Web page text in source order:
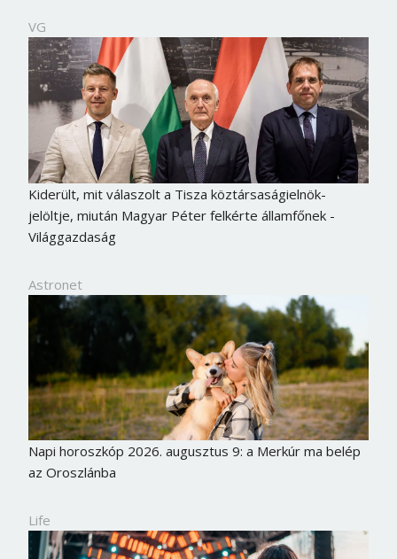
VG
Kiderült, mit válaszolt a Tisza köztársaságielnök-
jelöltje, miután Magyar Péter felkérte államfőnek -
Világgazdaság
Astronet
Napi horoszkóp 2026. augusztus 9: a Merkúr ma belép
az Oroszlánba
Life